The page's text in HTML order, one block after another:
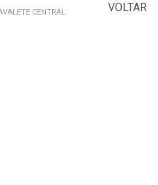
VOLTAR
CENTRAL